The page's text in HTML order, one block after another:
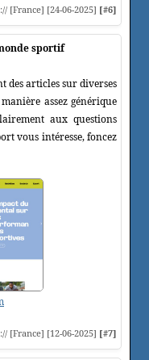
:// [France] [24-06-2025] [#6]
sportif
des articles sur diverses
assez générique
aux questions
vous intéresse, foncez
:// [France] [12-06-2025] [#7]